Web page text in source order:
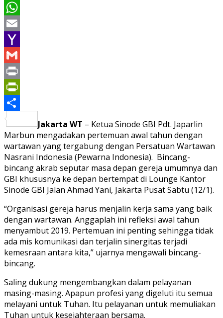
Pinterest
WhatsApp
Email
Yahoo
Mail
Gmail
Print
PrintFriendly
Share
Jakarta WT – Ketua Sinode GBI Pdt. Japarlin
Marbun mengadakan pertemuan awal tahun dengan
wartawan yang tergabung dengan Persatuan Wartawan
Nasrani Indonesia (Pewarna Indonesia). Bincang-
bincang akrab seputar masa depan gereja umumnya dan
GBI khususnya ke depan bertempat di Lounge Kantor
Sinode GBI Jalan Ahmad Yani, Jakarta Pusat Sabtu (12/1).
“Organisasi gereja harus menjalin kerja sama yang baik
dengan wartawan. Anggaplah ini refleksi awal tahun
menyambut 2019. Pertemuan ini penting sehingga tidak
ada mis komunikasi dan terjalin sinergitas terjadi
kemesraan antara kita,” ujarnya mengawali bincang-
bincang.
Saling dukung mengembangkan dalam pelayanan
masing-masing. Apapun profesi yang digeluti itu semua
melayani untuk Tuhan. Itu pelayanan untuk memuliakan
Tuhan untuk kesejahteraan bersama.